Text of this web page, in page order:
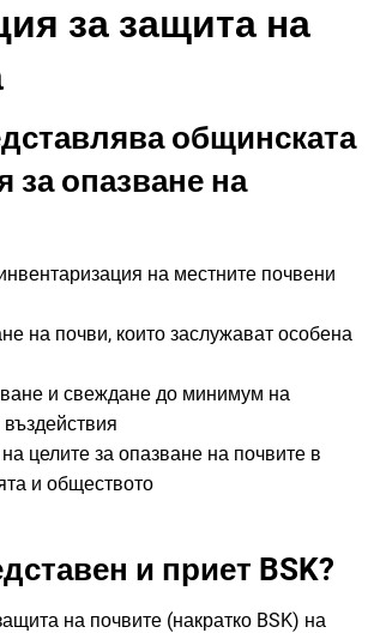
за защита на
общинската
за опазване на
на местните почвени
на почви, които заслужават особена
и свеждане до минимум на
целите за опазване на почвите в
и обществото
и приет BSK?
на почвите (накратко BSK) на